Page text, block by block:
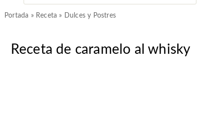
Portada » Receta » Dulces y Postres
Receta de caramelo al whisky